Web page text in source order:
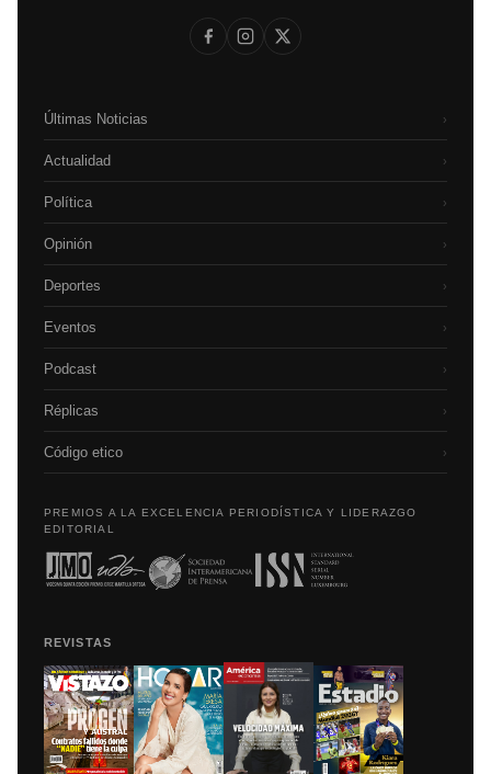
Últimas Noticias ›
Actualidad ›
Política ›
Opinión ›
Deportes ›
Eventos ›
Podcast ›
Réplicas ›
Código etico ›
PREMIOS A LA EXCELENCIA PERIODÍSTICA Y LIDERAZGO
EDITORIAL
REVISTAS